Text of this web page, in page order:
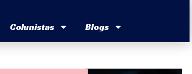
Colunistas Blogs